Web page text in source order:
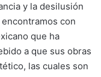
y la desilusión
con
que ha
a que sus obras
las cuales son